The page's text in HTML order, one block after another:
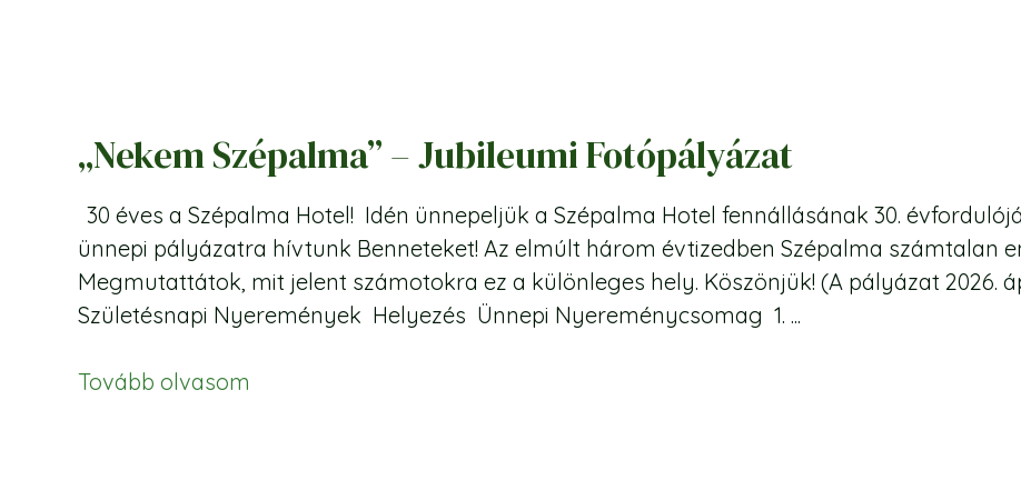
„Nekem Szépalma” – Jubileumi Fotópályázat
30 éves a Szépalma Hotel! Idén ünnepeljük a Szépalma Hotel fennállásának 30.
ünnepi pályázatra hívtunk Benneteket! Az elmúlt három évtizedben Szépalma számtalan
Megmutattátok, mit jelent számotokra ez a különleges hely. Köszönjük! (A pályázat 2026.
Születésnapi Nyeremények Helyezés Ünnepi Nyereménycsomag 1. ...
Tovább olvasom